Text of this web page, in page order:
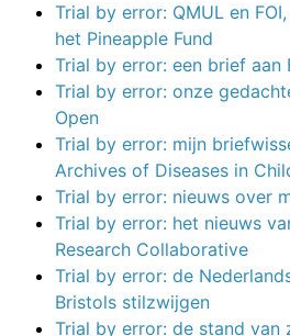
Trial by error: QMUL en
het Pineapple Fund
Trial by error: een brief aan
Trial by error: onze
Open
Trial by error: mijn
Archives of Diseases in
Trial by error: nieuws over
Trial by error: het nieuws
Research Collaborative
Trial by error: de
Bristols stilzwijgen
Trial by error: de stand van